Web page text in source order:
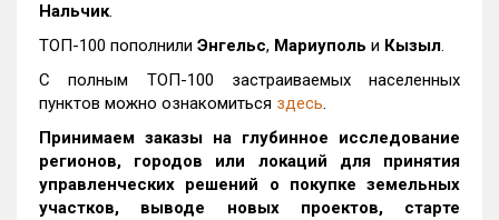
Нальчик.
ТОП-100 пополнили Энгельс, Мариуполь и Кызыл.
С полным ТОП-100 застраиваемых населенных
пунктов можно ознакомиться здесь.
Принимаем заказы на глубинное исследование
регионов, городов или локаций для принятия
управленческих решений о покупке земельных
участков, выводе новых проектов, старте